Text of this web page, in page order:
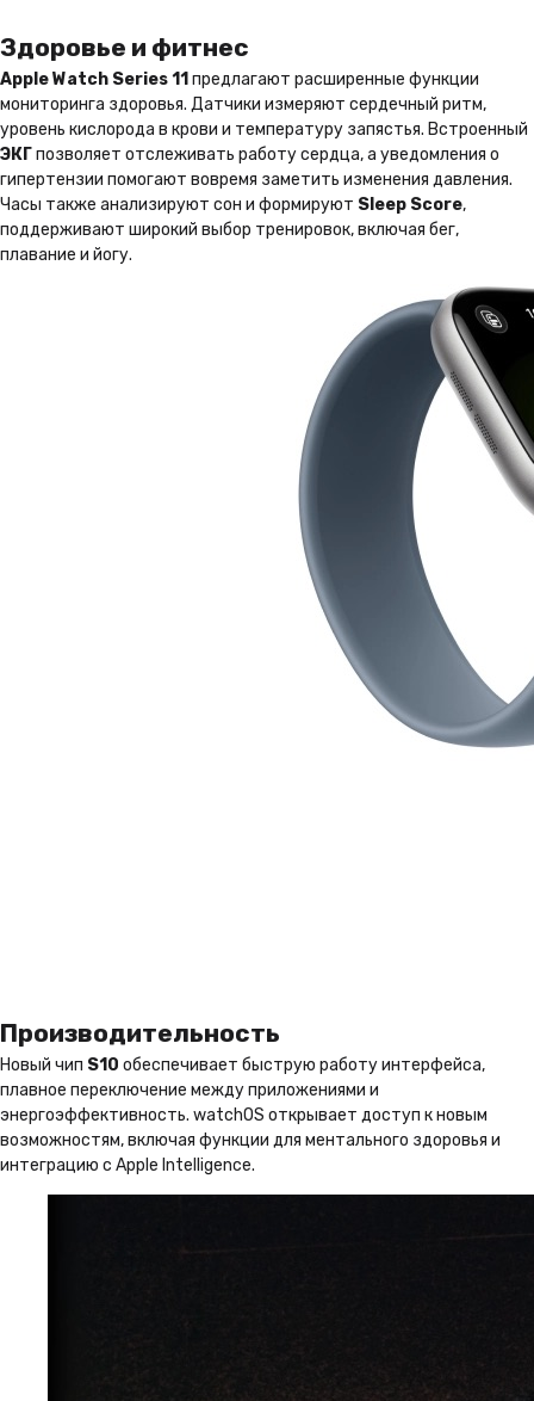
Здоровье и фитнес
Apple Watch Series 11 предлагают расширенные функции
мониторинга здоровья. Датчики измеряют сердечный ритм,
уровень кислорода в крови и температуру запястья. Встроенный
ЭКГпозволяет отслеживать работу сердца, а уведомления о
гипертензии помогают вовремя заметить изменения давления.
Часы также анализируют сон и формируют Sleep Score,
поддерживают широкий выбор тренировок, включая бег,
плавание и йогу.
Производительность
Новый чип S10 обеспечивает быструю работу интерфейса,
плавное переключение между приложениями и
энергоэффективность. watchOS открывает доступ к новым
возможностям, включая функции для ментального здоровья и
интеграцию с Apple Intelligence.